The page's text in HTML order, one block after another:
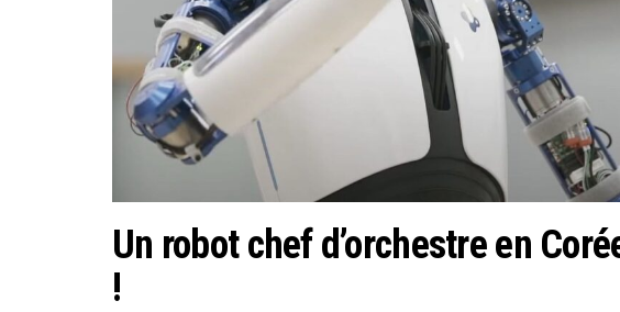
Un robot chef d’orchestre en
!